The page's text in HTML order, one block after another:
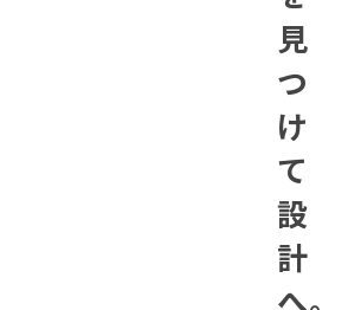
見
つ
け
て
設
計
へ。